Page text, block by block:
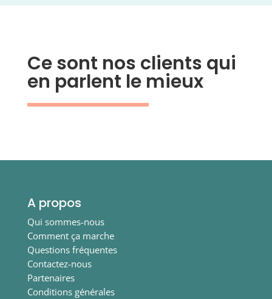
Ce sont nos clients qui
en parlent le mieux
A propos
Qui sommes-nous
Comment ça marche
Questions fréquentes
Contactez-nous
Partenaires
Conditions générales